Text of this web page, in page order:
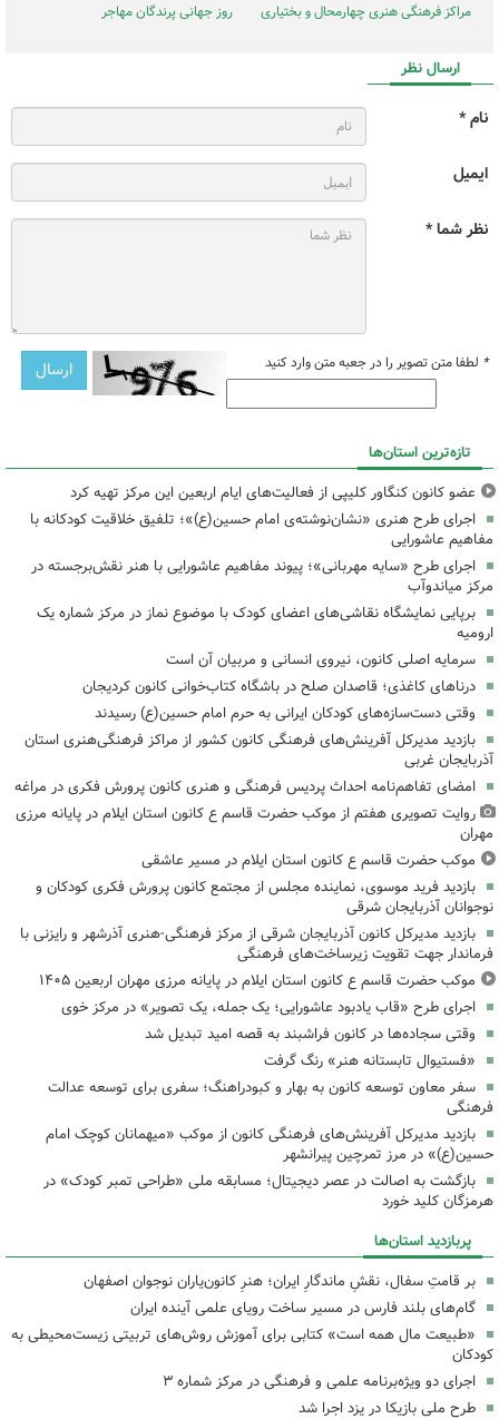
مراکز فرهنگی هنری چهارمحال و بختیاری
روز جهانی پرندگان مهاجر
ارسال نظر
نام *
ایمیل
نظر شما *
* لطفا متن تصویر را در جعبه متن وارد کنید
تازه‌ترین استان‌ها
عضو کانون کنگاور کلیپی از فعالیت‌های ایام اربعین این مرکز تهیه کرد
اجرای طرح هنری «نشان‌نوشته‌ی امام حسین(ع)»؛ تلفیق خلاقیت کودکانه با
مفاهیم عاشورایی
اجرای طرح «سایه مهربانی»؛ پیوند مفاهیم عاشورایی با هنر نقش‌برجسته در
مرکز میاندوآب
برپایی نمایشگاه نقاشی‌های اعضای کودک با موضوع نماز در مرکز شماره یک
ارومیه
سرمایه اصلی کانون، نیروی انسانی و مربیان آن است
درناهای کاغذی؛ قاصدان صلح در باشگاه کتاب‌خوانی کانون کردیجان
وقتی دست‌سازه‌های کودکان ایرانی به حرم امام حسین(ع) رسیدند
بازدید مدیرکل آفرینش‌های فرهنگی کانون کشور از مراکز فرهنگی‌هنری استان
آذربایجان غربی
امضای تفاهم‌نامه احداث پردیس فرهنگی و هنری کانون پرورش فکری در مراغه
روایت تصویری هفتم از موکب حضرت قاسم ع کانون استان ایلام در پایانه مرزی
مهران
موکب حضرت قاسم ع کانون استان ایلام در مسیر عاشقی
بازدید فرید موسوی، نماینده مجلس از مجتمع کانون پرورش فکری کودکان و
نوجوانان آذربایجان شرقی
بازدید مدیرکل کانون آذربایجان شرقی از مرکز فرهنگی‌-هنری آذرشهر و رایزنی با
فرماندار جهت تقویت زیرساخت‌های فرهنگی
موکب حضرت قاسم ع کانون استان ایلام در پایانه مرزی مهران اربعین ۱۴۰۵
اجرای طرح «قاب یادبود عاشورایی؛ یک جمله، یک تصویر» در مرکز خوی
وقتی سجاده‌ها در کانون فراشبند به قصه امید تبدیل شد
«فستیوال تابستانه هنر» رنگ گرفت
سفر معاون توسعه کانون به بهار و کبودراهنگ؛ سفری برای توسعه عدالت
فرهنگی
بازدید مدیرکل آفرینش‌های فرهنگی کانون از موکب «میهمانان کوچک امام
حسین(ع)» در مرز تمرچین پیرانشهر
بازگشت به اصالت در عصر دیجیتال؛ مسابقه ملی «طراحی تمبر کودک» در
هرمزگان کلید خورد
پربازدید استان‌ها
بر قامتِ سفال، نقشِ ماندگارِ ایران؛ هنرِ کانون‌یاران نوجوان اصفهان
گام‌های بلند فارس در مسیر ساخت رویای علمی آینده ایران
«طبیعت مال همه است» کتابی برای آموزش روش‌های تربیتی زیست‌محیطی به
کودکان
اجرای دو ویژه‌برنامه علمی و فرهنگی در مرکز شماره ۳
طرح ملی بازیکا در یزد اجرا شد